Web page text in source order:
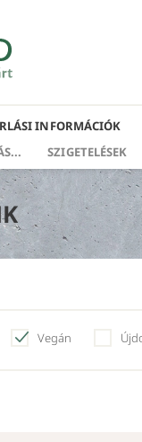
INFORMÁCIÓK
SZIGETELÉSEK
Vegán